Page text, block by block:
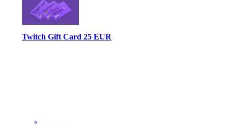
Twitch Gift Card 25 EUR